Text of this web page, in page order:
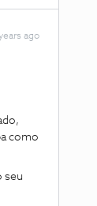
ago
como
seu